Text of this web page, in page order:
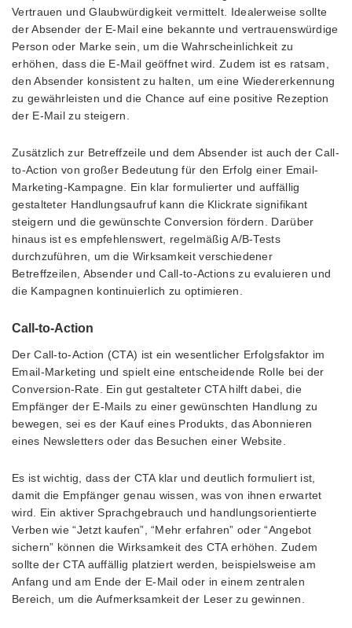
Vertrauen und Glaubwürdigkeit vermittelt. Idealerweise sollte
der Absender der E-Mail eine bekannte und vertrauenswürdige
Person oder Marke sein, um die Wahrscheinlichkeit zu
erhöhen, dass die E-Mail geöffnet wird. Zudem ist es ratsam,
den Absender konsistent zu halten, um eine Wiedererkennung
zu gewährleisten und die Chance auf eine positive Rezeption
der E-Mail zu steigern.
Zusätzlich zur Betreffzeile und dem Absender ist auch der Call-
to-Action von großer Bedeutung für den Erfolg einer Email-
Marketing-Kampagne. Ein klar formulierter und auffällig
gestalteter Handlungsaufruf kann die Klickrate signifikant
steigern und die gewünschte Conversion fördern. Darüber
hinaus ist es empfehlenswert, regelmäßig A/B-Tests
durchzuführen, um die Wirksamkeit verschiedener
Betreffzeilen, Absender und Call-to-Actions zu evaluieren und
die Kampagnen kontinuierlich zu optimieren.
Call-to-Action
Der Call-to-Action (CTA) ist ein wesentlicher Erfolgsfaktor im
Email-Marketing und spielt eine entscheidende Rolle bei der
Conversion-Rate. Ein gut gestalteter CTA hilft dabei, die
Empfänger der E-Mails zu einer gewünschten Handlung zu
bewegen, sei es der Kauf eines Produkts, das Abonnieren
eines Newsletters oder das Besuchen einer Website.
Es ist wichtig, dass der CTA klar und deutlich formuliert ist,
damit die Empfänger genau wissen, was von ihnen erwartet
wird. Ein aktiver Sprachgebrauch und handlungsorientierte
Verben wie “Jetzt kaufen”, “Mehr erfahren” oder “Angebot
sichern” können die Wirksamkeit des CTA erhöhen. Zudem
sollte der CTA auffällig platziert werden, beispielsweise am
Anfang und am Ende der E-Mail oder in einem zentralen
Bereich, um die Aufmerksamkeit der Leser zu gewinnen.